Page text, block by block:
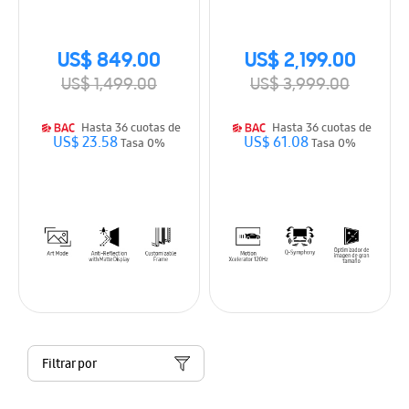
US$ 849.00
US$ 1,499.00
Hasta 36 cuotas de
US$ 23.58Tasa 0%
US$ 2,199.00
US$ 3,999.00
Hasta 36 cuotas de
US$ 61.08Tasa 0%
Filtrar por